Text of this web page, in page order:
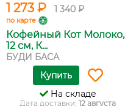
1 273 ₽ 1 340 ₽
по карте
Кофейный Кот Молоко,
12 см, К...
БУДИ БАСА
Купить
На складе
Дата доставки: 12 августа